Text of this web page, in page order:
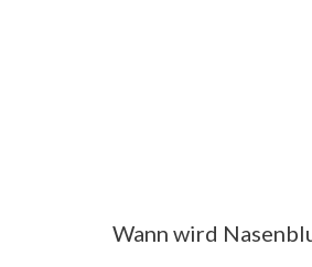
Wann wird